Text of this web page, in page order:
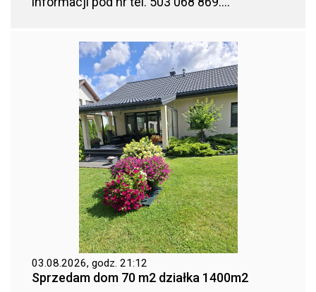
03.08.2026, godz. 21:12
Sprzedam dom 70 m2 działka 1400m2